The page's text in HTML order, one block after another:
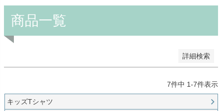
商品一覧
詳細検索
レビュー順
キーワードヒット順
検索
7件中 1-7件表示
キッズTシャツ